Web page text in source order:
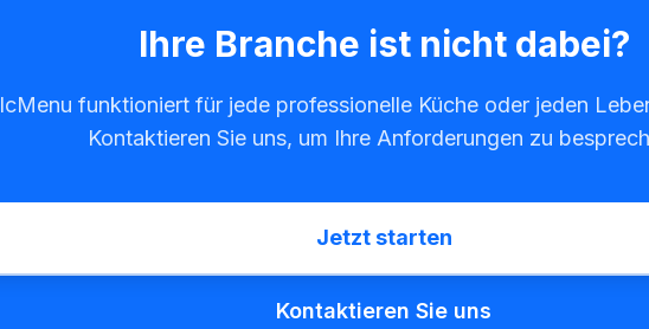
Ihre Branche ist nicht dabei?
funktioniert für jede professionelle Küche oder jeden
Kontaktieren Sie uns, um Ihre Anforderungen zu
Jetzt starten
Kontaktieren Sie uns